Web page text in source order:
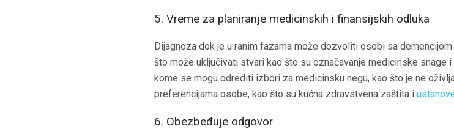
5. Vreme za planiranje medicinskih i finansijskih odluka
Dijagnoza dok je u ranim fazama može dozvoliti osobi sa
što može uključivati ​​stvari kao što su označavanje medicinske snage i
kome se mogu odrediti izbori za medicinsku negu, kao što je ne
preferencijama osobe, kao što su kućna zdravstvena zaštita i
6. Obezbeđuje odgovor